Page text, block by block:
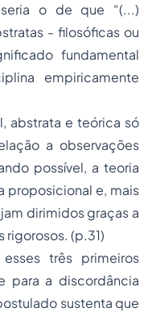
o de que “(...)
- filosóficas ou
fundamental
empiricamente
abstrata e teórica só
a observações
possível, a teoria
proposicional e, mais
dirimidos graças a
(p.31)
três primeiros
para a discordância
sustenta que